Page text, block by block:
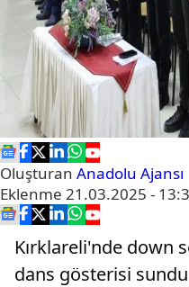
Oluşturan Anadolu Ajansı
Eklenme 21.03.2025 -
Kırklareli'nde down
dans gösterisi